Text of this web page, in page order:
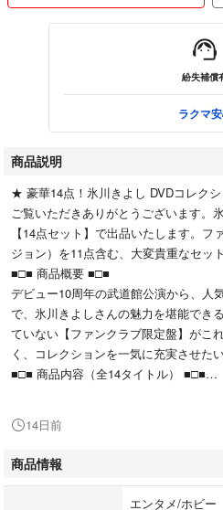
紛失補償
ラクマ
商品説明
★ 豪華14点！氷川きよし DVDコレク
ご覧いただきありがとうございます。
【14点セット】で出品いたします。
ジョン）を11点含む、大変貴重なセット
■□■ 商品概要 ■□■
デビュー10周年の武道館公演から、人
で、氷川きよしさんの魅力を堪能でき
ていない【ファンクラブ限定盤】がこ
く、コレクションを一気に充実させた
■□■ 商品内容（全14タイトル） ■□■
★ ハロウィンパーティーコンサート
★ ファンクラブ限定コンサート 2010
★ スペシャルコンサート「きよしこの
14日前
商品情報
エンタメ/ホビー